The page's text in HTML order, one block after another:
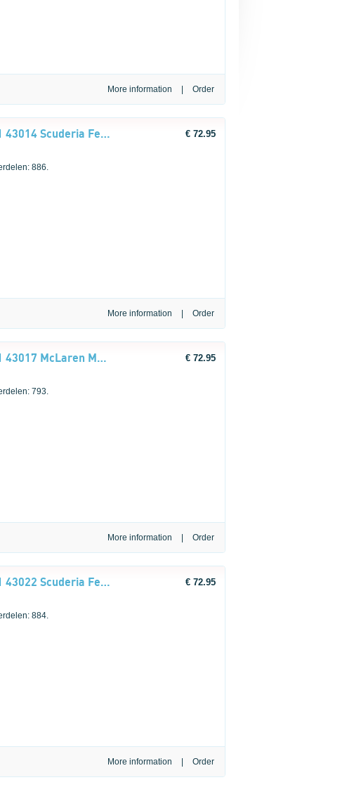
More information
LEGO® Editions Formula 1 43014 Scuderia Ferrari HP helm van Charles Leclerc € 72.95
886.
More information
LEGO® Editions Formula 1 43017 McLaren Mastercard F1® Team helm van Oscar Piastri € 72.95
793.
More information
LEGO® Editions Formula 1 43022 Scuderia Ferrari HP helm van Lewis Hamilton € 72.95
884.
More information